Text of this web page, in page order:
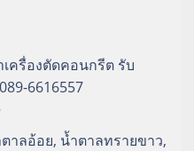
ครื่องตัดคอนกรีต รับ
6616557
าลอ้อย, น้ำตาลทรายขาว,